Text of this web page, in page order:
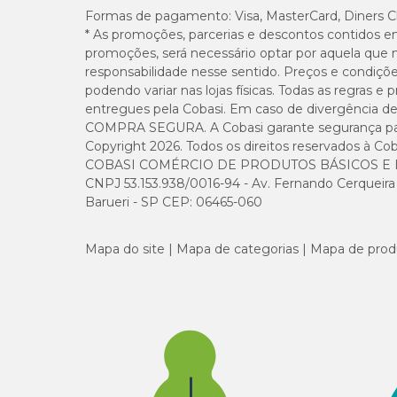
O pet shop online Cobasi tem os melhorespreços de
e a confiança de adquirir um produto original. Aproveite
Formas de pagamento: Visa, MasterCard, Diners
* As promoções, parcerias e descontos contidos
promoções, será necessário optar por aquela
responsabilidade nesse sentido. Preços e
podendo variar nas lojas físicas. Todas as regras
entregues pela Cobasi. Em caso de divergência
COMPRA SEGURA. A Cobasi garante segurança
Copyright 2026. Todos os direitos reservados à
COBASI COMÉRCIO DE PRODUTOS BÁSICOS E
CNPJ 53.153.938/0016-94 - Av. Fernando
Barueri - SP CEP: 06465-060
Mapa do site Mapa de categorias Mapa de